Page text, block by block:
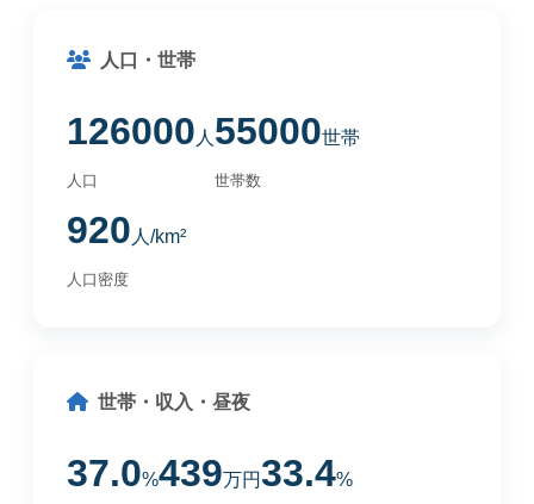
人口・世帯
126000 人
人口
55000世帯
世帯数
920 人/km²
人口密度
世帯・収入・昼夜
37.0%439万円33.4%